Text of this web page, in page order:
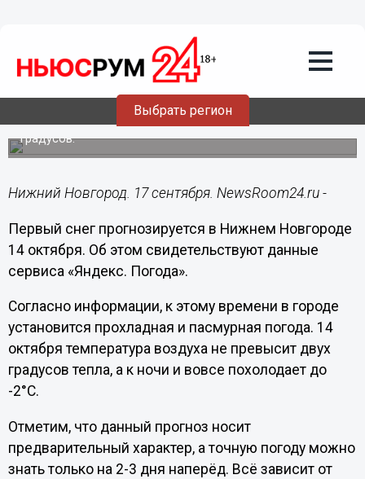
Выбрать регион
17.09.202413:17
Первый снег в Нижнем Новгороде
может выпасть 14 октября
В этот день температура воздуха опустится до -2
градусов.
Нижний Новгород. 17 сентября. NewsRoom24.ru -
Первый снег прогнозируется в Нижнем Новгороде
14 октября. Об этом свидетельствуют данные
сервиса «Яндекс. Погода».
Согласно информации, к этому времени в городе
установится прохладная и пасмурная погода. 14
октября температура воздуха не превысит двух
градусов тепла, а к ночи и вовсе похолодает до
-2°C.
Отметим, что данный прогноз носит
предварительный характер, а точную погоду можно
знать только на 2-3 дня наперёд. Всё зависит от